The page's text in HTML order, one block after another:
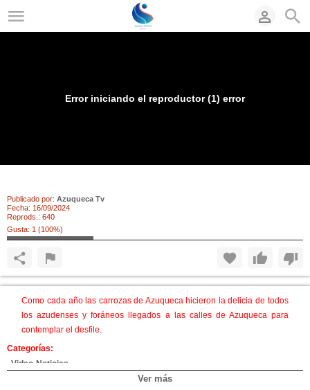
Error iniciando el reproductor (1) error
Publicado por: Azuqueca Tv
Fecha: 16/09/2024
Reprods.: 640
Gusta: 1 (100%)
Como cada año las carrozas de Azuqueca hicieron la delicia de todos
los azudenses y foráneos llegados a las calles de Azuqueca para
contemplar el desfile.
Categorías:
Video-Noticias
Ver más